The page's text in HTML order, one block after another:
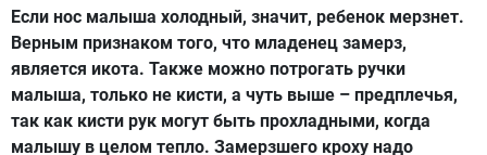
Если нос малыша холодный, значит, ребенок мерзнет.
Верным признаком того, что младенец замерз,
является икота. Также можно потрогать ручки
малыша, только не кисти, а чуть выше – предплечья,
так как кисти рук могут быть прохладными, когда
малышу в целом тепло. Замерзшего кроху надо